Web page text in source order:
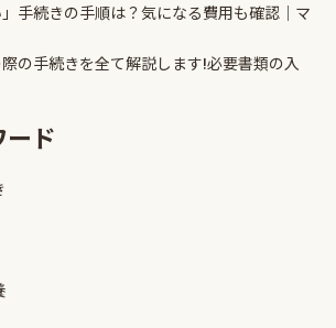
手続きの手順は？気になる費用も確認｜マ
の手続きを全て解説します!必要書類の入
ド